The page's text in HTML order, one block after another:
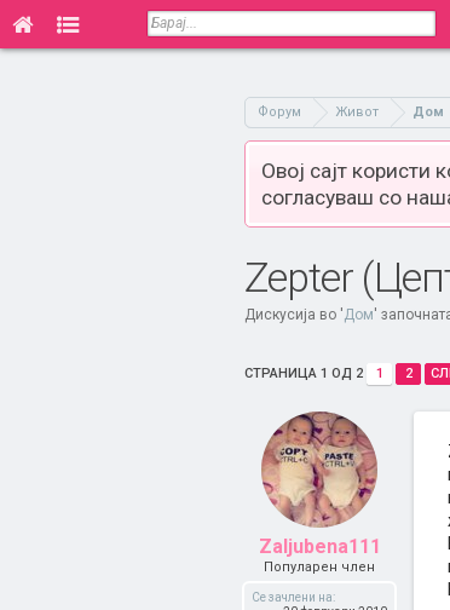
Форум Живот Дом
Овој сајт
согласуваш со
Zepter
Дискусија во 'Дом'
СТРАНИЦА 1 ОД 2 1 2
Zaljubena111
Популарен член
Се зачлени на: